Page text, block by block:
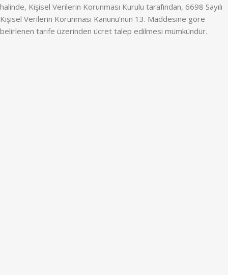
halinde, Kişisel Verilerin Korunması Kurulu tarafından, 6698 Sayılı
Kişisel Verilerin Korunması Kanunu’nun 13. Maddesine göre
belirlenen tarife üzerinden ücret talep edilmesi mümkündür.